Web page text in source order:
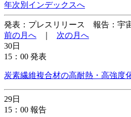
年次別インデックスへ
発表：プレスリリース 報告：宇
前の月へ
次の月へ
30日
15：00 発表
炭素繊維複合材の高耐熱・高強
29日
15：00 報告